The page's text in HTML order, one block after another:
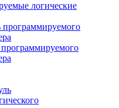
логические